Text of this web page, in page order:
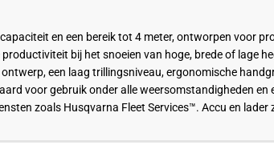
en een bereik tot 4 meter, ontworpen voor
bij het snoeien van hoge, brede of lage
een laag trillingsniveau, ergonomische
voor gebruik onder alle weersomstandigheden
zoals Husqvarna Fleet Services™. Accu en lader